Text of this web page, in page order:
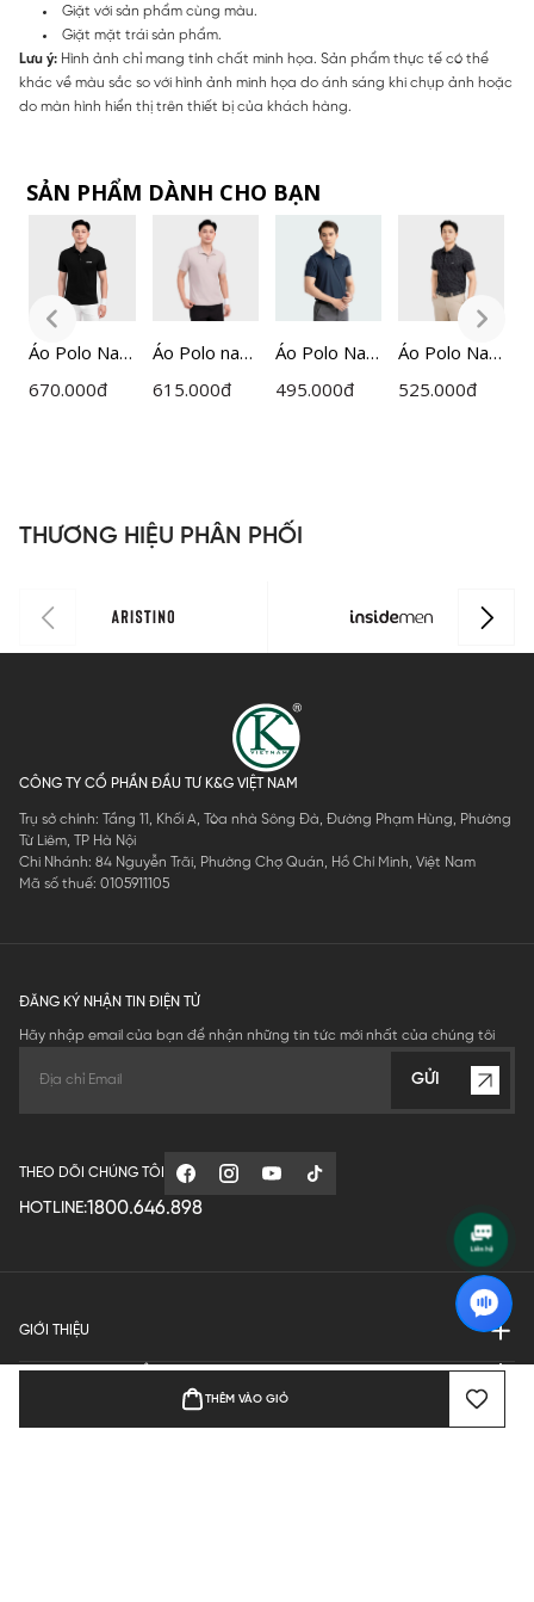
THÊM VÀO GIỎ
Giặt với sản phẩm cùng màu.
Giặt mặt trái sản phẩm.
Lưu ý: Hình ảnh chỉ mang tính chất minh họa. Sản phẩm thực tế có thể
khác về màu sắc so với hình ảnh minh họa do ánh sáng khi chụp ảnh hoặc
do màn hình hiển thị trên thiết bị của khách hàng.
SẢN PHẨM DÀNH CHO BẠN
Áo Polo Nam
Đen Họa
670.000đ
Áo Polo nam
ngắn tay
615.000đ
Áo Polo Nam
Insidemen
495.000đ
Áo Polo Nam
Jacquard
525.000đ
THƯƠNG HIỆU PHÂN PHỐI
CÔNG TY CỔ PHẦN ĐẦU TƯ K&G VIỆT NAM
Trụ sở chính: Tầng 11, Khối A, Tòa nhà Sông Đà, Đường Phạm Hùng, Phường
Từ Liêm, TP Hà Nội
Chi Nhánh: 84 Nguyễn Trãi, Phường Chợ Quán, Hồ Chí Minh, Việt Nam
Mã số thuế: 0105911105
ĐĂNG KÝ NHẬN TIN ĐIỆN TỬ
Hãy nhập email của bạn để nhận những tin tức mới nhất của chúng tôi
GỬI
THEO DÕI CHÚNG TÔI
HOTLINE:1800.646.898
GIỚI THIỆU
QUY ĐỊNH HOẠT ĐỘNG